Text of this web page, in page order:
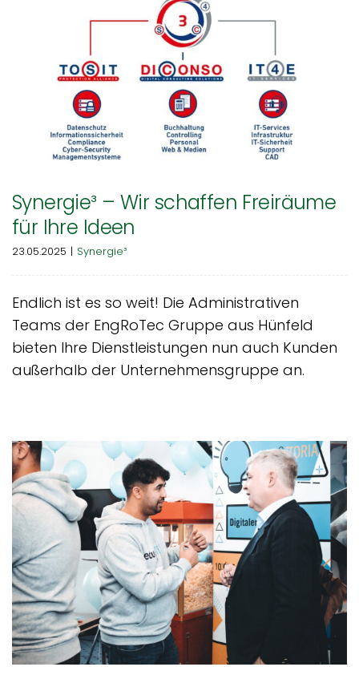
Synergie³ – Wir schaffen Freiräume
für Ihre Ideen
23.05.2025 | Synergie³
Endlich ist es so weit! Die Administrativen
Teams der EngRoTec Gruppe aus Hünfeld
bieten Ihre Dienstleistungen nun auch Kunden
außerhalb der Unternehmensgruppe an.